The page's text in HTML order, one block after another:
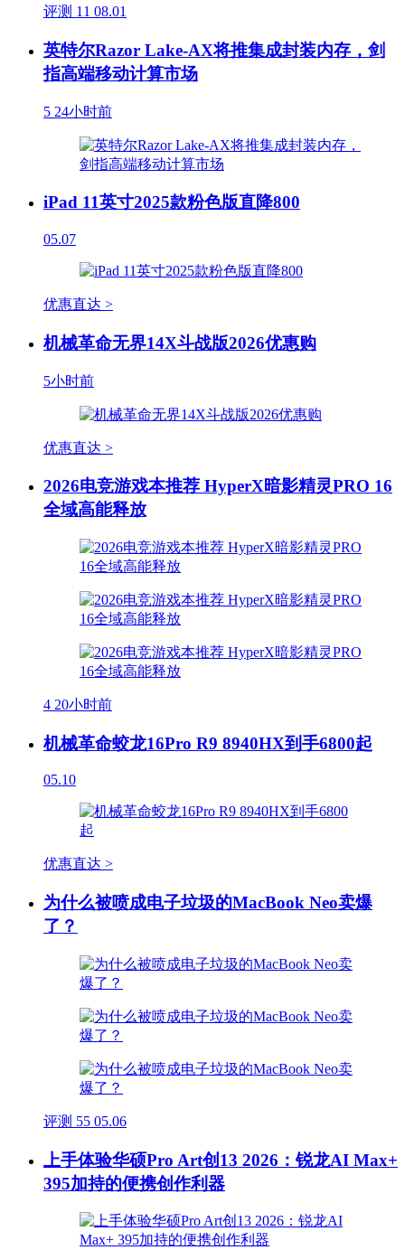
评测 11 08.01
英特尔Razor Lake-AX将推集成封装内存，剑
指高端移动计算市场
5 24小时前
iPad 11英寸2025款粉色版直降800
05.07
优惠直达 >
机械革命无界14X斗战版2026优惠购
5小时前
优惠直达 >
2026电竞游戏本推荐 HyperX暗影精灵PRO 16
全域高能释放
4 20小时前
机械革命蛟龙16Pro R9 8940HX到手6800起
05.10
优惠直达 >
为什么被喷成电子垃圾的MacBook Neo卖爆
了？
评测 55 05.06
上手体验华硕Pro Art创13 2026：锐龙AI Max+
395加持的便携创作利器